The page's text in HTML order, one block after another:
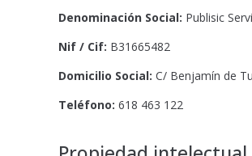
Denominación Social: Publisic
Nif / Cif: B31665482
Domicilio Social: C/ Benjamín de
Teléfono: 618 463 122